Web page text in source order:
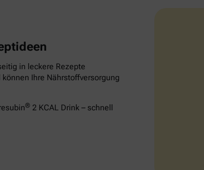
in leckere Rezepte
Ihre Nährstoffversorgung
® 2 KCAL Drink – schnell